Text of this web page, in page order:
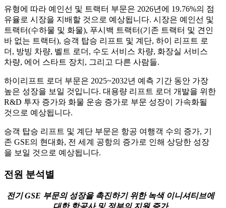
유형에 따라 예인선 및 트랙터 부문은 2026년에 19.76%의 점
유율로 시장을 지배할 것으로 예상됩니다. 시장은 예인선 및
트랙터(수하물 및 화물), 푸시백 트랙터(기존 트랙터 및 견인
바 없는 트랙터), 승객 탑승 리프트 및 계단, 하이 리프트 로
더, 방빙 차량, 벨트 로더, 수도 서비스 차량, 화장실 서비스
차량, 에어 스타트 장치, 그리고 다른 사람들.
하이리프트 로더 부문은 2025~2032년 예측 기간 동안 가장
높은 성장을 보일 것입니다. 대용량 리프트 로더 개발을 위한
R&D 투자 증가와 화물 운송 증가로 부문 성장이 가속화될
것으로 예상됩니다.
승객 탑승 리프트 및 계단 부문은 항공 여행객 수의 증가, 기
존 GSE의 현대화, 전 세계 공항의 증가로 인해 상당한 성장
을 보일 것으로 예상됩니다.
전원 분석별
전기 GSE 부문의 성장을 촉진하기 위한 녹색 이니셔티브에
대한 항공사 및 정부의 지원 증가